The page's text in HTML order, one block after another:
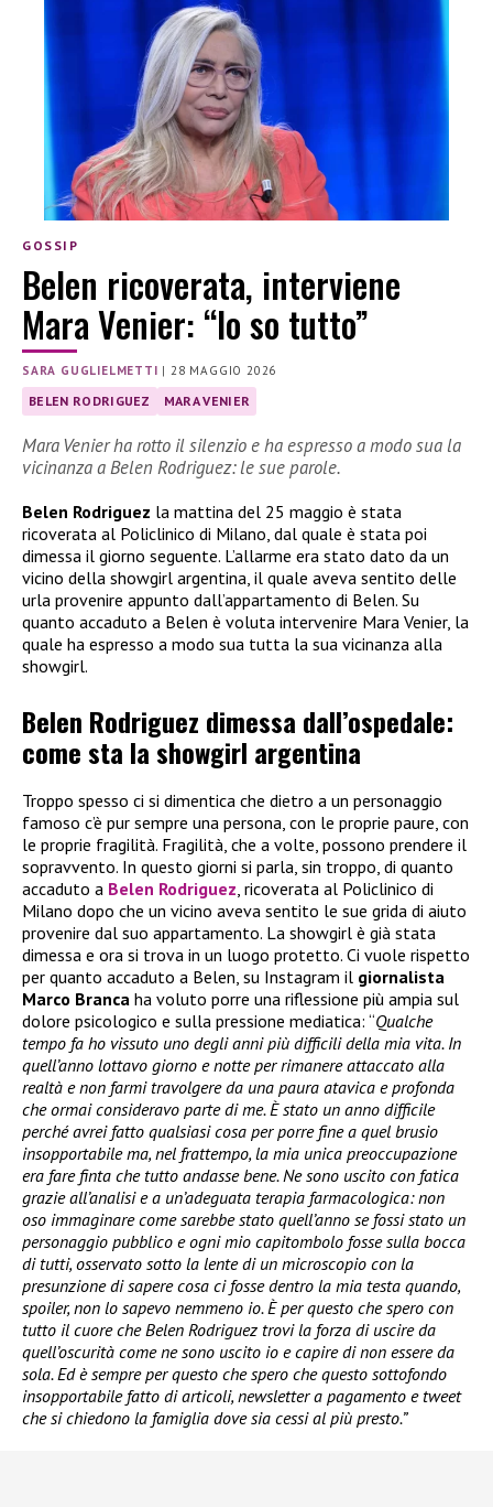
GOSSIP
Belen ricoverata, interviene
Mara Venier: “Io so tutto”
SARA GUGLIELMETTI |28 MAGGIO 2026
BELEN RODRIGUEZ MARA VENIER
Mara Venier ha rotto il silenzio e ha espresso a modo sua la
vicinanza a Belen Rodriguez: le sue parole.
Belen Rodriguez la mattina del 25 maggio è stata
ricoverata al Policlinico di Milano, dal quale è stata poi
dimessa il giorno seguente. L’allarme era stato dato da un
vicino della showgirl argentina, il quale aveva sentito delle
urla provenire appunto dall’appartamento di Belen. Su
quanto accaduto a Belen è voluta intervenire Mara Venier, la
quale ha espresso a modo sua tutta la sua vicinanza alla
showgirl.
Belen Rodriguez dimessa dall’ospedale:
come sta la showgirl argentina
Troppo spesso ci si dimentica che dietro a un personaggio
famoso c’è pur sempre una persona, con le proprie paure, con
le proprie fragilità. Fragilità, che a volte, possono prendere il
sopravvento. In questo giorni si parla, sin troppo, di quanto
accaduto a Belen Rodriguez, ricoverata al Policlinico di
Milano dopo che un vicino aveva sentito le sue grida di aiuto
provenire dal suo appartamento. La showgirl è già stata
dimessa e ora si trova in un luogo protetto. Ci vuole rispetto
per quanto accaduto a Belen, su Instagram il giornalista
Marco Branca ha voluto porre una riflessione più ampia sul
dolore psicologico e sulla pressione mediatica: “Qualche
tempo fa ho vissuto uno degli anni più difficili della mia vita. In
quell’anno lottavo giorno e notte per rimanere attaccato alla
realtà e non farmi travolgere da una paura atavica e profonda
che ormai consideravo parte di me. È stato un anno difficile
perché avrei fatto qualsiasi cosa per porre fine a quel brusio
insopportabile ma, nel frattempo, la mia unica preoccupazione
era fare finta che tutto andasse bene. Ne sono uscito con fatica
grazie all’analisi e a un’adeguata terapia farmacologica: non
oso immaginare come sarebbe stato quell’anno se fossi stato un
personaggio pubblico e ogni mio capitombolo fosse sulla bocca
di tutti, osservato sotto la lente di un microscopio con la
presunzione di sapere cosa ci fosse dentro la mia testa quando,
spoiler, non lo sapevo nemmeno io. È per questo che spero con
tutto il cuore che Belen Rodriguez trovi la forza di uscire da
quell’oscurità come ne sono uscito io e capire di non essere da
sola. Ed è sempre per questo che spero che questo sottofondo
insopportabile fatto di articoli, newsletter a pagamento e tweet
che si chiedono la famiglia dove sia cessi al più presto.”